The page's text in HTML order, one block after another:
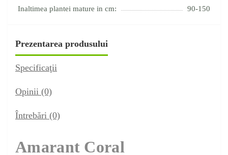
Inaltimea plantei mature in cm: 90-150
Prezentarea produsului
Specificaţii
Opinii (0)
Întrebări (0)
Amarant Coral